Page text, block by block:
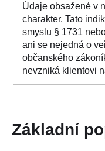
Údaje obsažené v
charakter. Tato
smyslu § 1731
ani se nejedná o
občanského
nevzniká klientovi
Základní